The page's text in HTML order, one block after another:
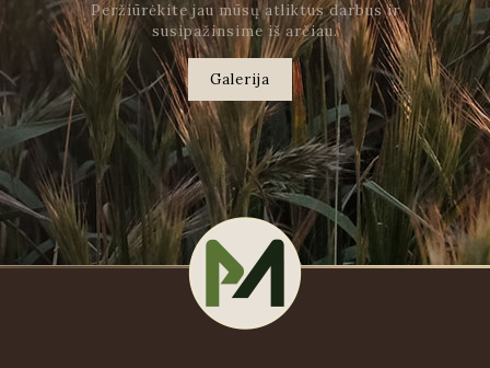
Peržiūrėkite jau mūsų atliktus darbus ir
susipažinsime iš arčiau.
Galerija